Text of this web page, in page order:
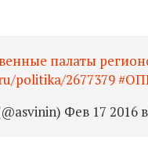
палаты
politika/2677379
Фев 17 2016 в